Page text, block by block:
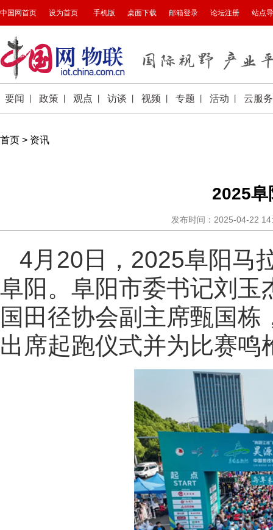
首页 > 资讯
2025阜
发布时间：2025-04-22
4月20日，2025阜阳马
阜阳。阜阳市委书记刘玉
国田径协会副主席甄国
出席起跑仪式并为比赛鸣